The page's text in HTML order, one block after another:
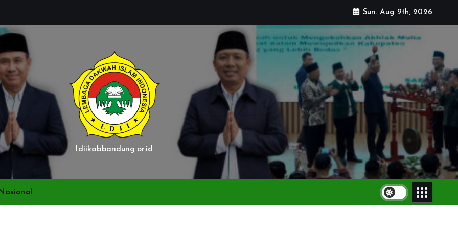
Sun. Aug 9th, 2026
ldiikabbandung.or.id
Nasional